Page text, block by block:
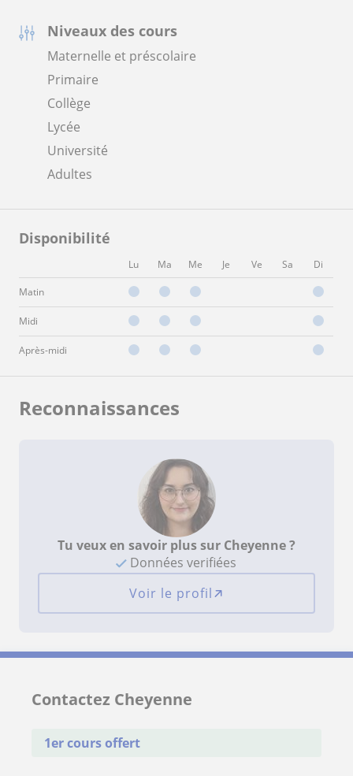
Niveaux des cours
Maternelle et préscolaire
Primaire
Collège
Lycée
Université
Adultes
Disponibilité
Lu Ma Me Je Ve Sa Di
Matin
Midi
Après-midi
Reconnaissances
Tu veux en savoir plus sur Cheyenne ?
Données verifiées
Voir le profil
Contactez Cheyenne
1er cours offert